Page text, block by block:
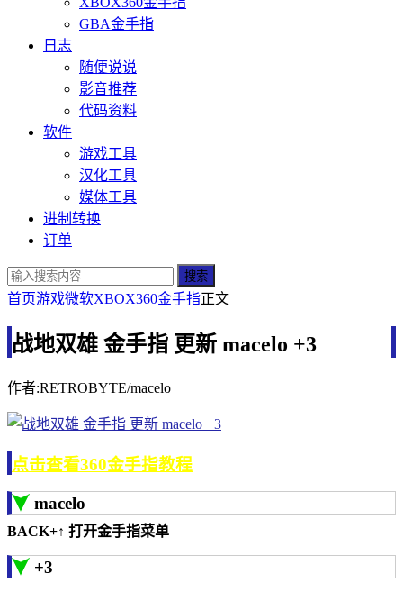
GBA金手指
日志
随便说说
影音推荐
代码资料
软件
游戏工具
汉化工具
媒体工具
进制转换
订单
搜索
首页游戏微软XBOX360金手指正文
战地双雄 金手指 更新 macelo +3
作者:RETROBYTE/macelo
点击查看360金手指教程
macelo
BACK+↑ 打开金手指菜单
+3